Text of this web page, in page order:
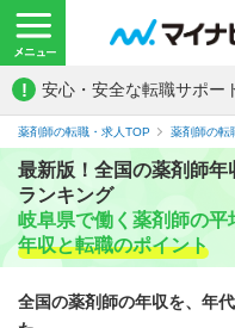
! 安心・安全な転職サポー
薬剤師の転職・求人TOP 薬剤師の転
最新版！全国の薬剤師年
ランキング
岐阜県で働く薬剤師の平
年収と転職のポイント
全国の薬剤師の年収を、年